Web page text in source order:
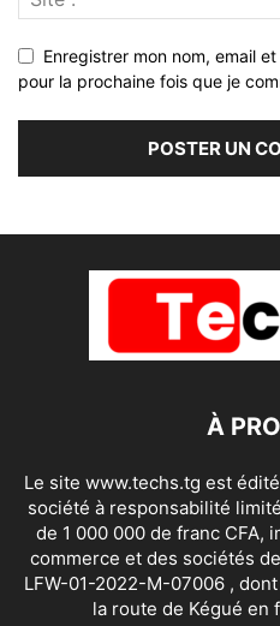
Enregistrer mon nom, email
pour la prochaine fois que je
À
Le site www.techs.tg est
société à responsabilité
de 1 000 000 de franc CFA,
commerce et des sociétés
LFW-01-2022-M-07006 ,
la route de Kégué en